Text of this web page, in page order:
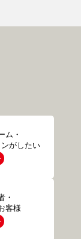
ム・
がしたい
・
客様